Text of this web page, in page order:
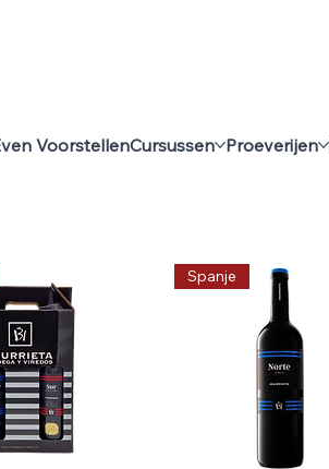
VoorstellenCursussen Proeverijen
Spanje